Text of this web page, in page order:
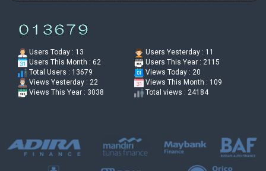
Users Today : 13
Users Yesterday : 11
Users This Month : 62
Users This Year : 2115
Total Users : 13679
Views Today : 20
Views Yesterday : 22
Views This Month : 109
Views This Year : 3038
Total views : 24184